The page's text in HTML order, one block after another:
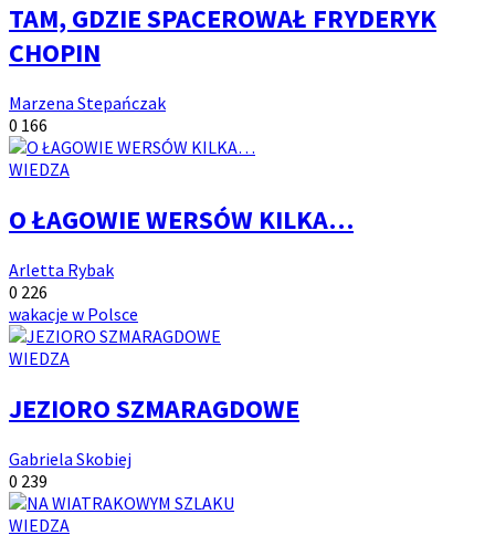
TAM, GDZIE SPACEROWAŁ FRYDERYK
CHOPIN
Autor:
Marzena Stepańczak
Ilość
komentarzy:
0 Ilość
wyświetleń:
166
Kategoria
WIEDZA
O ŁAGOWIE WERSÓW KILKA…
Autor:
Arletta Rybak
Ilość
komentarzy:
0 Ilość
wyświetleń:
226
Tagi:
wakacje w Polsce
Kategoria
WIEDZA
JEZIORO SZMARAGDOWE
Autor:
Gabriela Skobiej
Ilość
komentarzy:
0 Ilość
wyświetleń:
239
Kategoria
WIEDZA